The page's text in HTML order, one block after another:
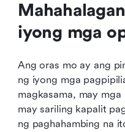
iyong mga
Ang oras mo ay ang
ng iyong mga
magkasama, may
may sariling kapalit
ng paghahambing na